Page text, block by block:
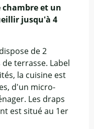
et un
jusqu'à 4
de 2
terrasse. Label
la cuisine est
d'un micro-
Les draps
est situé au 1er